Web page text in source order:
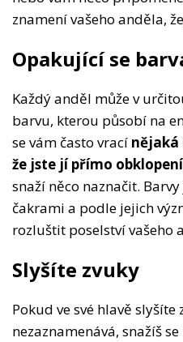
znamení vašeho anděla,
Opakující se
Každý anděl může v
barvu, kterou působí na
se vám často vrací nějaká
že jste jí přímo obklopení
snaží něco naznačit.
čakrami a podle jejich
rozluštit poselství vašeho
Slyšíte zvuky
Pokud ve své hlavě
nezaznamenává, snažíš